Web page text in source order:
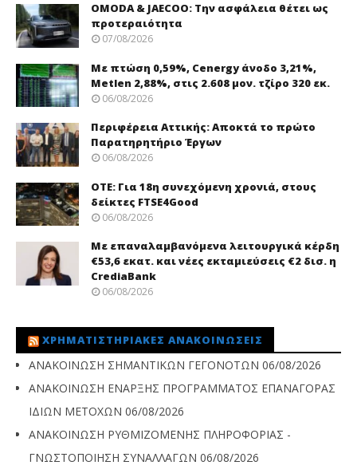
OMODA & JAECOO: Την ασφάλεια θέτει ως
προτεραιότητα
07/08/2026
Με πτώση 0,59%, Cenergy άνοδο 3,21%,
Metlen 2,88%, στις 2.608 μον. τζίρο 320 εκ.
06/08/2026
Περιφέρεια Αττικής: Αποκτά το πρώτο
Παρατηρητήριο Έργων
06/08/2026
ΟΤΕ: Για 18η συνεχόμενη χρονιά, στους
δείκτες FTSE4Good
06/08/2026
Με επαναλαμβανόμενα λειτουργικά κέρδη
€53,6 εκατ. και νέες εκταμιεύσεις €2 δισ. η
CrediaBank
06/08/2026
ΧΡΗΜΑΤΙΣΤΗΡΙΑΚΈΣ ΑΝΑΚΟΙΝΏΣΕΙΣ
ΑΝΑΚΟΙΝΩΣΗ ΣΗΜΑΝΤΙΚΩΝ ΓΕΓΟΝΟΤΩΝ 06/08/2026
ΑΝΑΚΟΙΝΩΣΗ ΕΝΑΡΞΗΣ ΠΡΟΓΡΑΜΜΑΤΟΣ ΕΠΑΝΑΓΟΡΑΣ
ΙΔΙΩΝ ΜΕΤΟΧΩΝ 06/08/2026
ΑΝΑΚΟΙΝΩΣΗ ΡΥΘΜΙΖΟΜΕΝΗΣ ΠΛΗΡΟΦΟΡΙΑΣ -
ΓΝΩΣΤΟΠΟΙΗΣΗ ΣΥΝΑΛΛΑΓΩΝ 06/08/2026